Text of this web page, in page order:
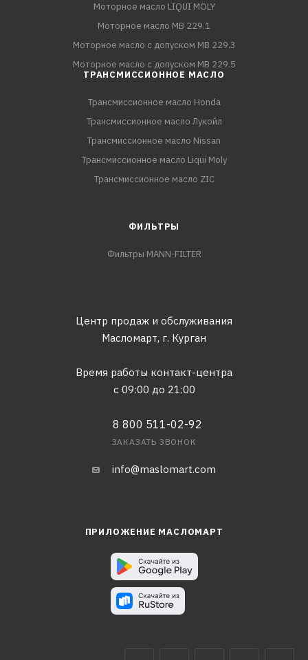
Моторное масло LIQUI MOLY
Моторное масло MB 229.1
Моторное масло с допуском MB 229.3
Моторное масло с допуском MB 229.5
ТРАНСМИССИОННОЕ МАСЛО
Трансмиссионное масло Honda
Трансмиссионное масло Лукойл
Трансмиссионное масло Nissan
Трансмиссионное масло Liqui Moly
Трансмиссионное масло ZIC
ФИЛЬТРЫ
Фильтры MANN-FILTER
Центр продаж и обслуживания
Масломарт, г. Курган
Время работы контакт-центра
с 09:00 до 21:00
8 800 511-02-92
ЗАКАЗАТЬ ЗВОНОК
info@maslomart.com
ПРИЛОЖЕНИЕ МАСЛОМАРТ